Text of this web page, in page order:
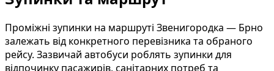
Проміжні зупинки на маршруті Звенигородка — Брно
залежать від конкретного перевізника та обраного
рейсу. Зазвичай автобуси роблять зупинки для
відпочинку пасажирів, санітарних потреб та